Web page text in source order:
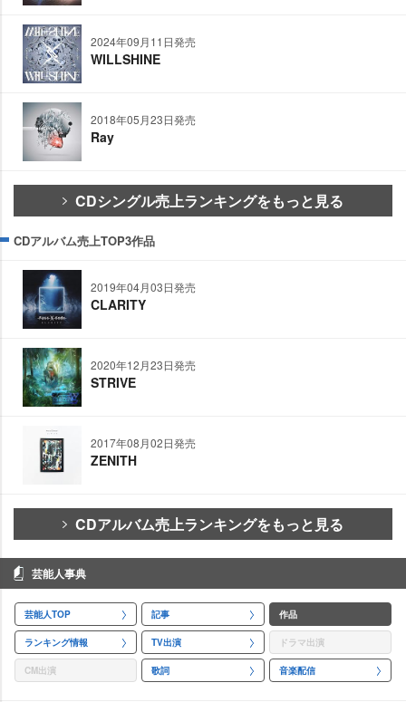
2024年09月11日発売
WILLSHINE
2018年05月23日発売
Ray
CDシングル売上ランキングをもっと見る
CDアルバム売上TOP3作品
2019年04月03日発売
CLARITY
2020年12月23日発売
STRIVE
2017年08月02日発売
ZENITH
CDアルバム売上ランキングをもっと見る
芸能人事典
芸能人TOP 記事 作品
ランキング情報 TV出演 ドラマ出演
CM出演 歌詞 音楽配信